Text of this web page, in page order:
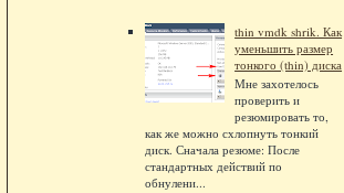
thin vmdk shrik. Как
уменьшить размер
тонкого (thin) диска
Мне захотелось
проверить и
резюмировать то,
как же можно схлопнуть тонкий
диск. Сначала резюме: После
стандартных действий по
обнулени...